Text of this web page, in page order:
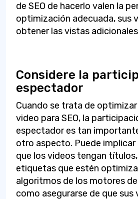
de SEO de hacerlo valen la
optimización adecuada, sus
obtener las vistas
Considere la
espectador
Cuando se trata de
video para SEO, la
espectador es tan
otro aspecto. Puede implicar
que los videos tengan
etiquetas que estén
algoritmos de los motores
como asegurarse de que sus